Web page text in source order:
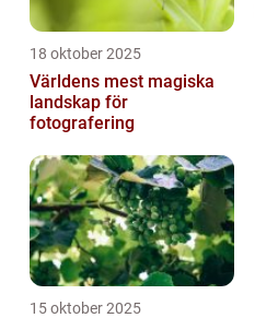
18 oktober 2025
Världens mest magiska
landskap för
fotografering
15 oktober 2025